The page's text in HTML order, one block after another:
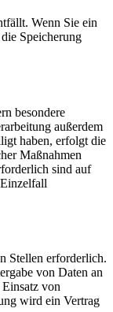
Wenn Sie ein
Speicherung
besondere
außerdem
haben, erfolgt die
Maßnahmen
sind auf
Stellen erforderlich.
von Daten an
von
wird ein Vertrag